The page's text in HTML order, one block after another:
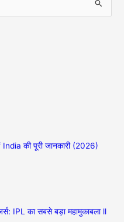
की पूरी जानकारी (2026)
IPL का सबसे बड़ा महामुकाबला ll